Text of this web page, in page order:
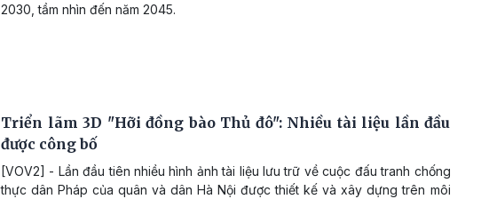
2030, tầm nhìn đến năm 2045.
Triển lãm 3D "Hỡi đồng bào Thủ đô": Nhiều tài liệu lần đầu
được công bố
[VOV2] - Lần đầu tiên nhiều hình ảnh tài liệu lưu trữ về cuộc đấu tranh chống
thực dân Pháp của quân và dân Hà Nội được thiết kế và xây dựng trên môi